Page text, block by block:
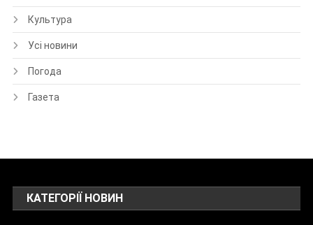
Культура
Усі новини
Погода
Газета
КАТЕГОРІЇ НОВИН